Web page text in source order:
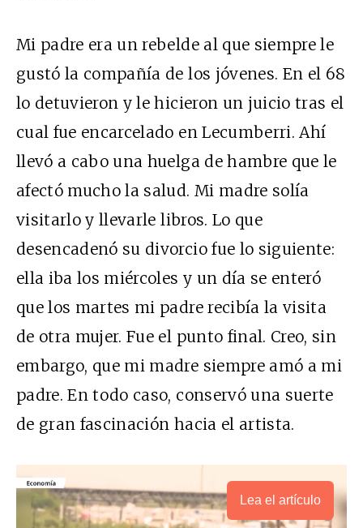
Mi padre era un rebelde al que siempre le
gustó la compañía de los jóvenes. En el 68
lo detuvieron y le hicieron un juicio tras el
cual fue encarcelado en Lecumberri. Ahí
llevó a cabo una huelga de hambre que le
afectó mucho la salud. Mi madre solía
visitarlo y llevarle libros. Lo que
desencadenó su divorcio fue lo siguiente:
ella iba los miércoles y un día se enteró
que los martes mi padre recibía la visita
de otra mujer. Fue el punto final. Creo, sin
embargo, que mi madre siempre amó a mi
padre. En todo caso, conservó una suerte
de gran fascinación hacia el artista.
Lea el artículo